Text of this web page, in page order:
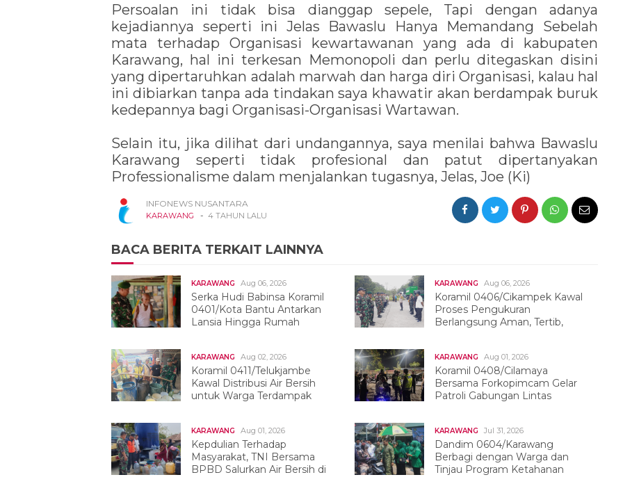
Persoalan ini tidak bisa dianggap sepele, Tapi dengan adanya
kejadiannya seperti ini Jelas Bawaslu Hanya Memandang Sebelah
mata terhadap Organisasi kewartawanan yang ada di kabupaten
Karawang, hal ini terkesan Memonopoli dan perlu ditegaskan disini
yang dipertaruhkan adalah marwah dan harga diri Organisasi, kalau hal
ini dibiarkan tanpa ada tindakan saya khawatir akan berdampak buruk
kedepannya bagi Organisasi-Organisasi Wartawan.
Selain itu, jika dilihat dari undangannya, saya menilai bahwa Bawaslu
Karawang seperti tidak profesional dan patut dipertanyakan
Professionalisme dalam menjalankan tugasnya, Jelas, Joe (Ki)
INFONEWS NUSANTARA
KARAWANG - 4 TAHUN LALU
BACA BERITA TERKAIT LAINNYA
KARAWANG Aug 06, 2026
Serka Hudi Babinsa Koramil
0401/Kota Bantu Antarkan
Lansia Hingga Rumah
KARAWANG Aug 06, 2026
Koramil 0406/Cikampek Kawal
Proses Pengukuran
Berlangsung Aman, Tertib,
KARAWANG Aug 02, 2026
Koramil 0411/Telukjambe
Kawal Distribusi Air Bersih
untuk Warga Terdampak
KARAWANG Aug 01, 2026
Koramil 0408/Cilamaya
Bersama Forkopimcam Gelar
Patroli Gabungan Lintas
KARAWANG Aug 01, 2026
Kepdulian Terhadap
Masyarakat, TNI Bersama
BPBD Salurkan Air Bersih di
KARAWANG Jul 31, 2026
Dandim 0604/Karawang
Berbagi dengan Warga dan
Tinjau Program Ketahanan